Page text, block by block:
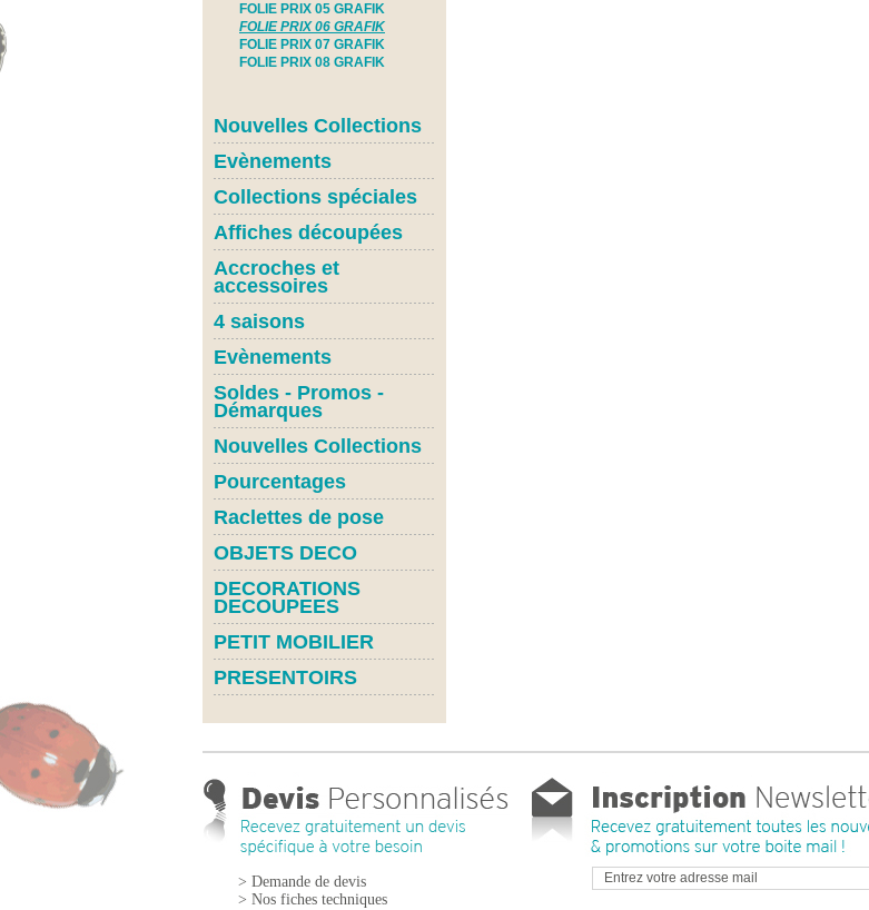
FOLIE PRIX 05 GRAFIK
FOLIE PRIX 06 GRAFIK
FOLIE PRIX 07 GRAFIK
FOLIE PRIX 08 GRAFIK
Nouvelles Collections
Evènements
Collections spéciales
Affiches découpées
Accroches et
accessoires
4 saisons
Evènements
Soldes - Promos -
Démarques
Nouvelles Collections
Pourcentages
Raclettes de pose
OBJETS DECO
DECORATIONS
DECOUPEES
PETIT MOBILIER
PRESENTOIRS
> Demande de devis
> Nos fiches techniques